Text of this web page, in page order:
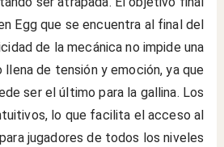
Egg que se encuentra al final del
de la mecánica no impide una
llena de tensión y emoción, ya que
ser el último para la gallina. Los
lo que facilita el acceso al
jugadores de todos los niveles.